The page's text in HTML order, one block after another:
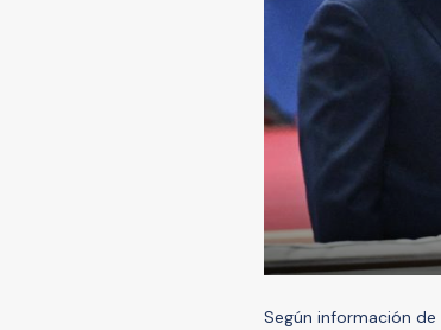
Según información de